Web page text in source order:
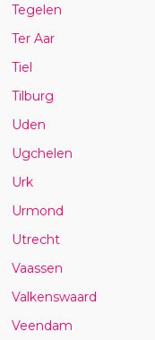
Tegelen
Ter Aar
Tiel
Tilburg
Uden
Ugchelen
Urk
Urmond
Utrecht
Vaassen
Valkenswaard
Veendam